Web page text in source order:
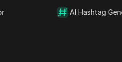
AI Hashtag